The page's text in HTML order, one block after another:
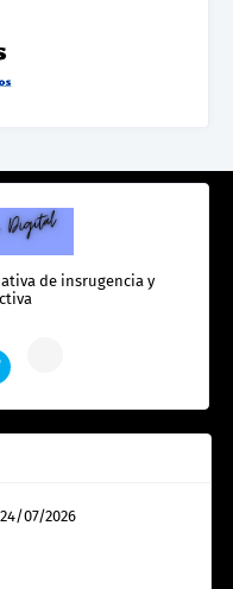
de insrugencia y
07/2026